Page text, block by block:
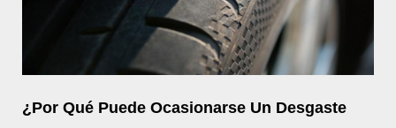
¿Por Qué Puede Ocasionarse Un Desgaste